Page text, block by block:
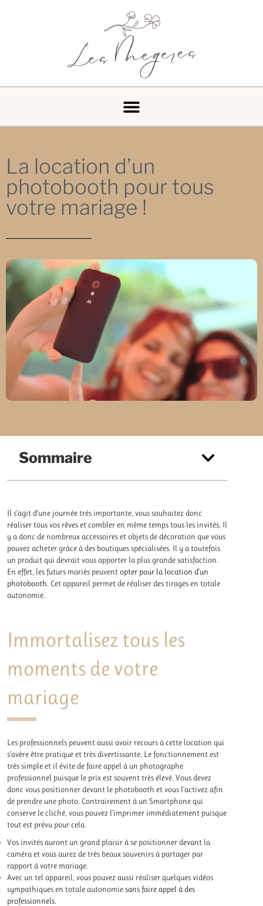
La location d’un
photobooth pour tous
votre mariage !
Sommaire
Il s’agit d’une journée très importante, vous souhaitez donc
réaliser tous vos rêves et combler en même temps tous les invités. Il
y a donc de nombreux accessoires et objets de décoration que vous
pouvez acheter grâce à des boutiques spécialisées. Il y a toutefois
un produit qui devrait vous apporter la plus grande satisfaction.
En effet, les futurs mariés peuventopter pour la location d’un
photobooth . Cet appareil permet de réaliser des tirages en totale
autonomie.
Immortalisez tous les
moments de votre
mariage
Les professionnels peuvent aussi avoir recours à cette location qui
s’avère être pratique et très divertissante. Le fonctionnement est
très simple et il évite de faire appel à un photographe
professionnel puisque le prix est souvent très élevé. Vous devez
donc vous positionner devant le photobooth et vous l’activez afin
de prendre une photo. Contrairement à un Smartphone qui
conserve le cliché, vous pouvez l’imprimer immédiatement puisque
tout est prévu pour cela.
Vos invités auront un grand plaisir à se positionner devant la
caméra et vous aurez de très beaux souvenirs à partager par
rapport à votre mariage.
Avec un tel appareil, vous pouvez aussi réaliser quelques vidéos
sympathiques en totale autonomie sans faire appel à des
professionnels